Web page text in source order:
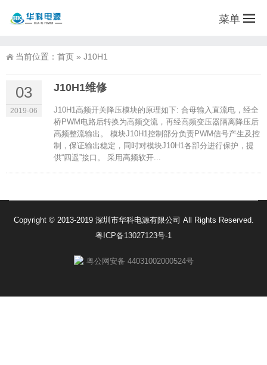
菜单
当前位置： 首页 » J10H1
03
2019-06
J10H1维修
J10H1高频开关降压模块的原理如下: 合母输入直流电，经全
桥PWM电路后转换为高频交流，再经高频变压器隔离降压后
高频整流输出。 模块J10H1控制部分负责PWM信号产生及控
制，保证输出稳定，同时对模块J10H1各部分进行保护，提
供“四遥”接口。 采用高频软开...
Copyright © 2013-2019 深圳市华科电源有限公司 All Rights Reserved.
粤ICP备13027123号-1
粤公网安备 44031002000524号